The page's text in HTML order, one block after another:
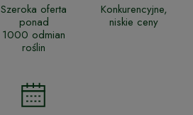
Szeroka oferta
ponad
1000 odmian
roślin
Konkurencyjne,
niskie ceny